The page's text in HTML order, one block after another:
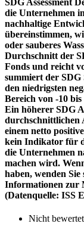
SDG Assessment
die Unternehmen
nachhaltige
übereinstimmen,
oder sauberes
Durchschnitt der
Fonds und reicht
summiert der SDG
den niedrigsten
Bereich von -10 bis
Ein höherer SDG
durchschnittlichen
einem netto
kein Indikator für
die Unternehmen
machen wird.
haben, wenden
Informationen zur
(Datenquelle: ISS
Nicht bewertet